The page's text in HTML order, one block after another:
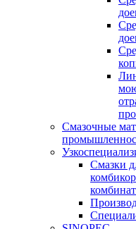
Смазочные
Смазки